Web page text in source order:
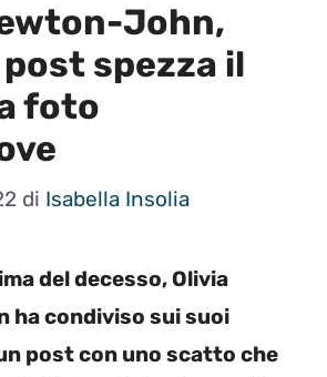
John,
spezza il
foto
di Isabella Insolia
del decesso, Olivia
ha condiviso sui suoi
post con uno scatto che